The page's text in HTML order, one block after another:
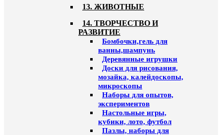
13. ЖИВОТНЫЕ
14. ТВОРЧЕСТВО И
РАЗВИТИЕ
Бомбочки,гель для
ванны,шампунь
Деревянные игрушки
Доски для рисования,
мозайка, калейдоскопы,
микроскопы
Наборы для опытов,
экспериментов
Настольные игры,
кубики, лото, футбол
Пазлы, наборы для